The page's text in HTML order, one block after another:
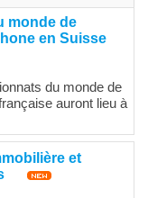
monde de
en Suisse
du monde de
auront lieu à
et